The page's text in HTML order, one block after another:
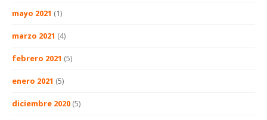
mayo 2021 (1)
marzo 2021 (4)
febrero 2021 (5)
enero 2021 (5)
diciembre 2020 (5)